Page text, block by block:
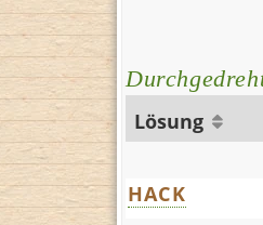
Lösung
HACK